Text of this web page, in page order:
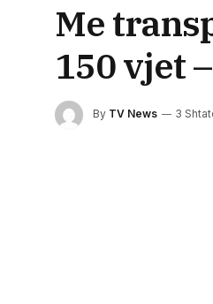
Me
150 vjet
By TV News 3